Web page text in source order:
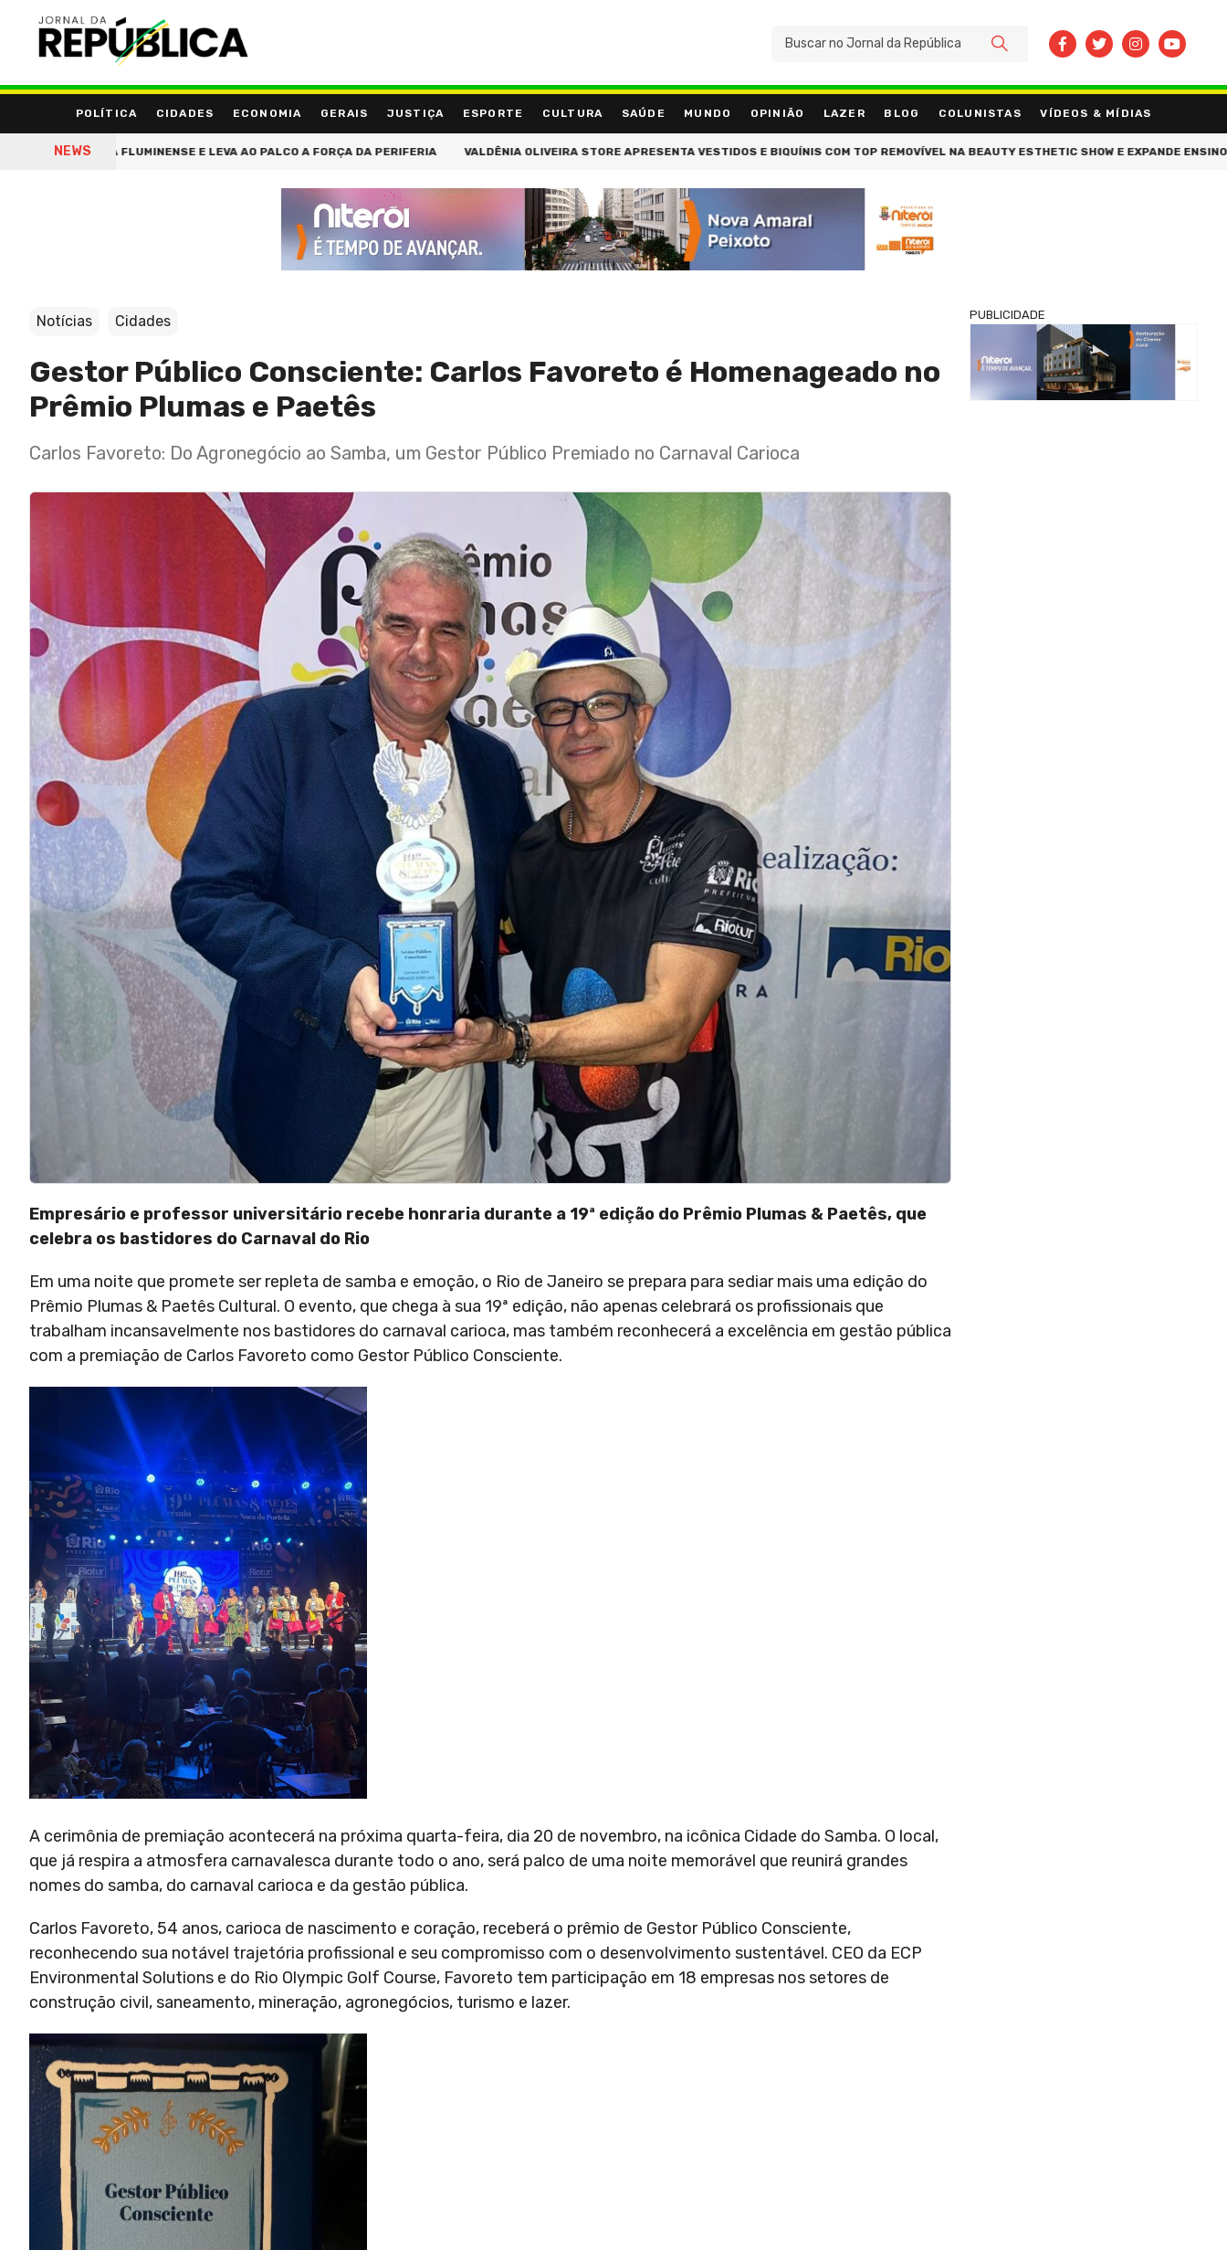
POLÍTICA CIDADES ECONOMIA GERAIS JUSTIÇA ESPORTE CULTURA SAÚDE MUNDO OPINIÃO LAZER BLOG COLUNISTAS VÍDEOS & MÍDIAS
NEWS
FLUMINENSE E LEVA AO PALCO A FORÇA DA PERIFERIA VALDÊNIA OLIVEIRA STORE APRESENTA VESTIDOS E BIQUÍNIS COM TOP REMOVÍVEL NA BEAUTY ESTHETIC SHOW E EXPANDE ENSINO DE CROCHÊ
BUSCAR
Notícias Cidades
Gestor Público Consciente: Carlos Favoreto é Homenageado no
Prêmio Plumas e Paetês
Carlos Favoreto: Do Agronegócio ao Samba, um Gestor Público Premiado no Carnaval Carioca
Empresário e professor universitário recebe honraria durante a 19ª edição do Prêmio Plumas & Paetês, que
celebra os bastidores do Carnaval do Rio
Em uma noite que promete ser repleta de samba e emoção, o Rio de Janeiro se prepara para sediar mais uma edição do
Prêmio Plumas & Paetês Cultural. O evento, que chega à sua 19ª edição, não apenas celebrará os profissionais que
trabalham incansavelmente nos bastidores do carnaval carioca, mas também reconhecerá a excelência em gestão pública
com a premiação de Carlos Favoreto como Gestor Público Consciente.
A cerimônia de premiação acontecerá na próxima quarta-feira, dia 20 de novembro, na icônica Cidade do Samba. O local,
que já respira a atmosfera carnavalesca durante todo o ano, será palco de uma noite memorável que reunirá grandes
nomes do samba, do carnaval carioca e da gestão pública.
Carlos Favoreto, 54 anos, carioca de nascimento e coração, receberá o prêmio de Gestor Público Consciente,
reconhecendo sua notável trajetória profissional e seu compromisso com o desenvolvimento sustentável. CEO da ECP
Environmental Solutions e do Rio Olympic Golf Course, Favoreto tem participação em 18 empresas nos setores de
construção civil, saneamento, mineração, agronegócios, turismo e lazer.
PUBLICIDADE